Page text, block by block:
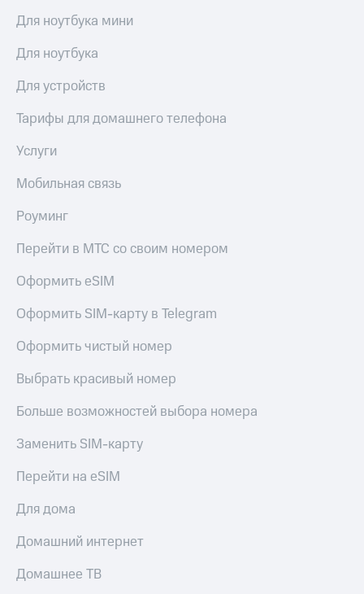
Для ноутбука мини
Для ноутбука
Для устройств
Тарифы для домашнего телефона
Услуги
Мобильная связь
Роуминг
Перейти в МТС со своим номером
Оформить eSIM
Оформить SIM-карту в Telegram
Оформить чистый номер
Выбрать красивый номер
Больше возможностей выбора номера
Заменить SIM-карту
Перейти на eSIM
Для дома
Домашний интернет
Домашнее ТВ